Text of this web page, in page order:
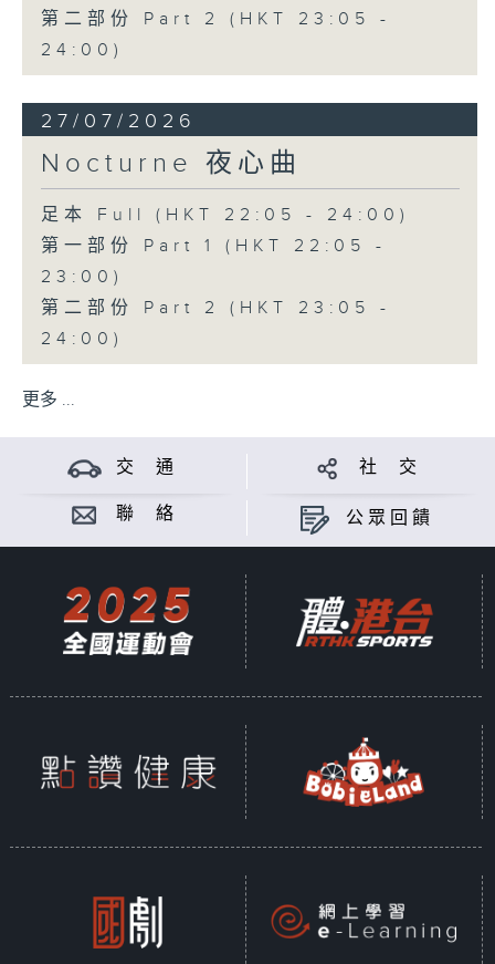
第二部份 Part 2 (HKT 23:05 -
24:00)
27/07/2026
Nocturne 夜心曲
足本 Full (HKT 22:05 - 24:00)
第一部份 Part 1 (HKT 22:05 -
23:00)
第二部份 Part 2 (HKT 23:05 -
24:00)
更多 ...
交 通 社 交
聯 絡 公眾回饋